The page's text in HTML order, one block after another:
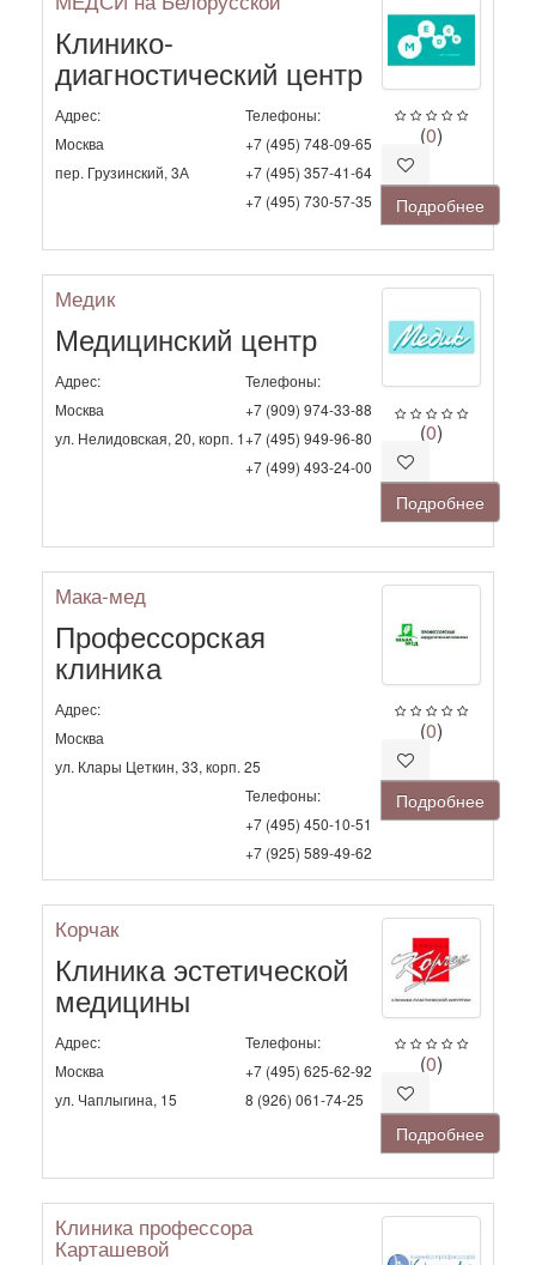
Клинико-
диагностический центр
Адрес:
Москва
пер. Грузинский, 3А
Телефоны:
+7 (495) 748-09-65
+7 (495) 357-41-64
+7 (495) 730-57-35
(0)
Подробнее
Медик
Медицинский центр
Адрес:
Москва
ул. Нелидовская, 20, корп. 1
Телефоны:
+7 (909) 974-33-88
+7 (495) 949-96-80
+7 (499) 493-24-00
(0)
Подробнее
Мака-мед
Профессорская
клиника
Адрес:
Москва
ул. Клары Цеткин, 33, корп. 25
Телефоны:
+7 (495) 450-10-51
+7 (925) 589-49-62
(0)
Подробнее
Корчак
Клиника эстетической
медицины
Адрес:
Москва
ул. Чаплыгина, 15
Телефоны:
+7 (495) 625-62-92
8 (926) 061-74-25
(0)
Подробнее
Клиника профессора
Карташевой